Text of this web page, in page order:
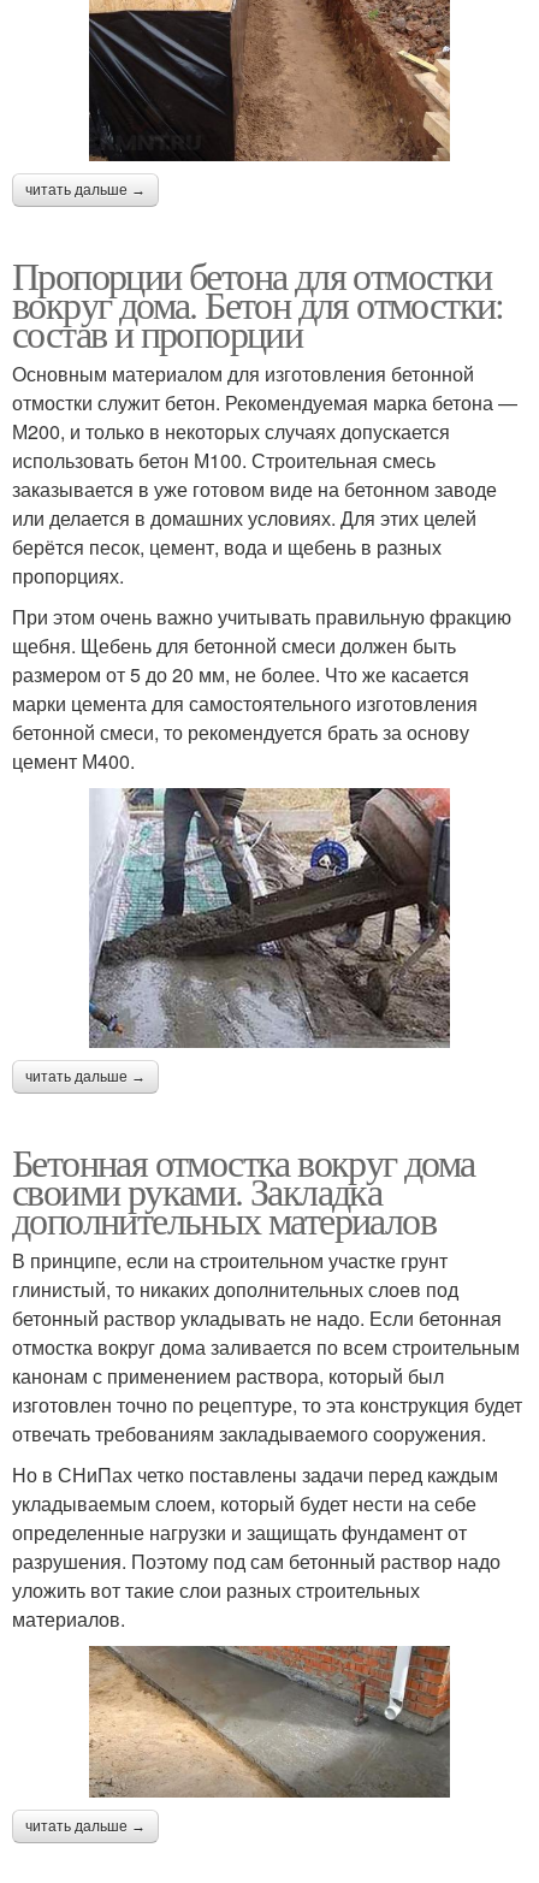
читать дальше →
Пропорции бетона для отмостки
вокруг дома. Бетон для отмостки:
состав и пропорции
Основным материалом для изготовления бетонной
отмостки служит бетон. Рекомендуемая марка бетона —
М200, и только в некоторых случаях допускается
использовать бетон М100. Строительная смесь
заказывается в уже готовом виде на бетонном заводе
или делается в домашних условиях. Для этих целей
берётся песок, цемент, вода и щебень в разных
пропорциях.
При этом очень важно учитывать правильную фракцию
щебня. Щебень для бетонной смеси должен быть
размером от 5 до 20 мм, не более. Что же касается
марки цемента для самостоятельного изготовления
бетонной смеси, то рекомендуется брать за основу
цемент М400.
читать дальше →
Бетонная отмостка вокруг дома
своими руками. Закладка
дополнительных материалов
В принципе, если на строительном участке грунт
глинистый, то никаких дополнительных слоев под
бетонный раствор укладывать не надо. Если бетонная
отмостка вокруг дома заливается по всем строительным
канонам с применением раствора, который был
изготовлен точно по рецептуре, то эта конструкция будет
отвечать требованиям закладываемого сооружения.
Но в СНиПах четко поставлены задачи перед каждым
укладываемым слоем, который будет нести на себе
определенные нагрузки и защищать фундамент от
разрушения. Поэтому под сам бетонный раствор надо
уложить вот такие слои разных строительных
материалов.
читать дальше →